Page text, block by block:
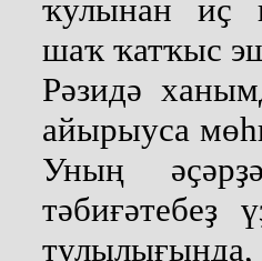
ҡулынан иҫ
шаҡ ҡатҡыс
Рәзидә
айырыуса
Уның
тәбиғәтебеҙ